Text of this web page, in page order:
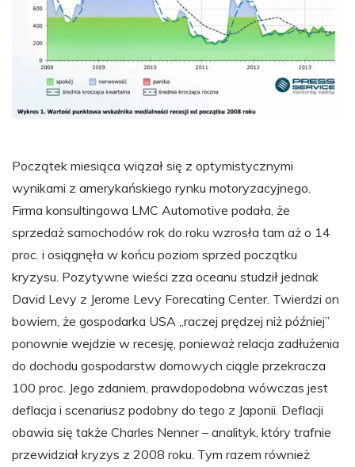
Początek miesiąca wiązał się z optymistycznymi
wynikami z amerykańskiego rynku motoryzacyjnego.
Firma konsultingowa LMC Automotive podała, że
sprzedaż samochodów rok do roku wzrosła tam aż o 14
proc. i osiągnęła w końcu poziom sprzed początku
kryzysu. Pozytywne wieści zza oceanu studził jednak
David Levy z Jerome Levy Forecating Center. Twierdzi on
bowiem, że gospodarka USA „raczej prędzej niż później”
ponownie wejdzie w recesję, ponieważ relacja zadłużenia
do dochodu gospodarstw domowych ciągle przekracza
100 proc. Jego zdaniem, prawdopodobna wówczas jest
deflacja i scenariusz podobny do tego z Japonii. Deflacji
obawia się także Charles Nenner – analityk, który trafnie
przewidział kryzys z 2008 roku. Tym razem również